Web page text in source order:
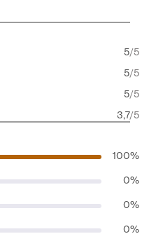
5/5
5/5
5/5
3,7/5
100%
0%
0%
0%